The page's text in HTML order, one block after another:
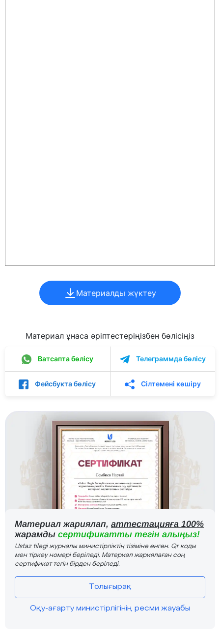
Материалды жүктеу
Материал ұнаса әріптестеріңізбен бөлісіңіз
Ватсапта бөлісу Телеграммда бөлісу
Фейсбукта бөлісу Сілтемені көшіру
Материал жариялап, аттестацияға 100%
жарамды сертификатты тегін алыңыз!
Ustaz tilegi журналы министірліктің тізіміне енген. Qr коды
мен тіркеу номері беріледі. Материал жариялаған соң
сертификат тегін бірден беріледі.
Толығырақ
Оқу-ағарту министірлігінің ресми жауабы